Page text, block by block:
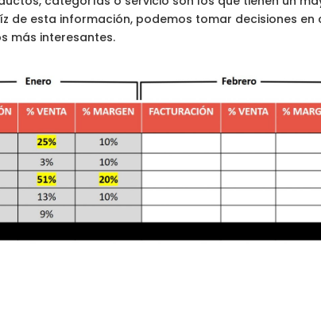
de esta información, podemos tomar decisiones
más interesantes.